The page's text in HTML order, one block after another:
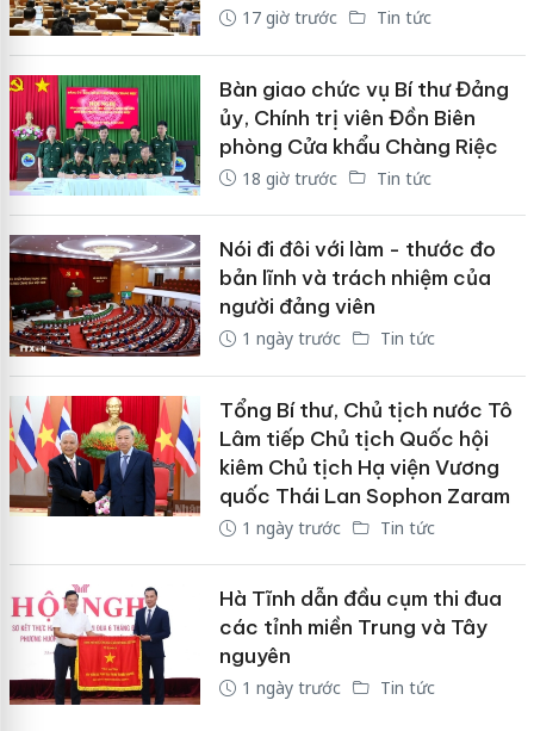
17 giờ trước Tin tức
Bàn giao chức vụ Bí thư Đảng
ủy, Chính trị viên Đồn Biên
phòng Cửa khẩu Chàng Riệc
18 giờ trước Tin tức
Nói đi đôi với làm - thước đo
bản lĩnh và trách nhiệm của
người đảng viên
1 ngày trước Tin tức
Tổng Bí thư, Chủ tịch nước Tô
Lâm tiếp Chủ tịch Quốc hội
kiêm Chủ tịch Hạ viện Vương
quốc Thái Lan Sophon Zaram
1 ngày trước Tin tức
Hà Tĩnh dẫn đầu cụm thi đua
các tỉnh miền Trung và Tây
nguyên
1 ngày trước Tin tức